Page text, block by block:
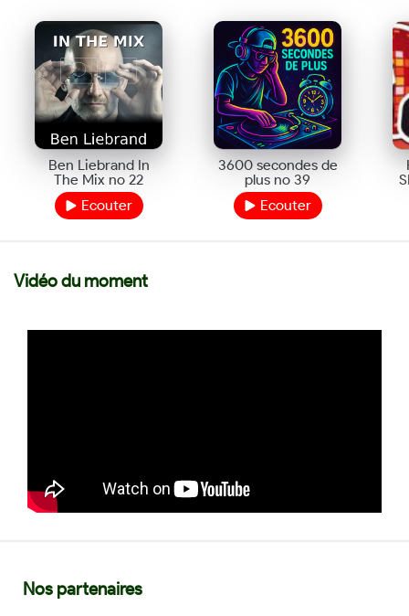
Ben Liebrand In
The Mix no 22
Ecouter
3600 secondes de
plus no 39
Ecouter
Vidéo du moment
Nos partenaires